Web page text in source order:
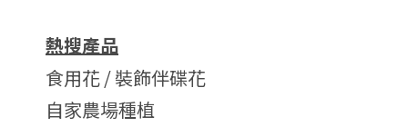
熱搜產品
食用花 / 裝飾伴碟花
自家農場種植